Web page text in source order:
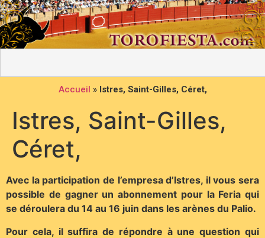
Accueil » Istres, Saint-Gilles, Céret,
Istres, Saint-Gilles,
Céret,
Avec la participation de l’empresa d’Istres, il vous sera
possible de gagner un abonnement pour la Feria qui
se déroulera du 14 au 16 juin dans les arènes du Palio.
Pour cela, il suffira de répondre à une question qui